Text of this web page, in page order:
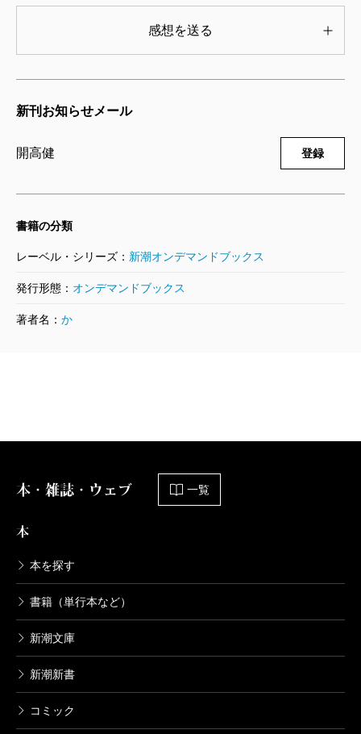
感想を送る
新刊お知らせメール
開高健 登録
書籍の分類
レーベル・シリーズ： 新潮オンデマンドブックス
発行形態： オンデマンドブックス
著者名： か
本・雑誌・ウェブ 一覧
本
本を探す
書籍（単行本など）
新潮文庫
新潮新書
コミック